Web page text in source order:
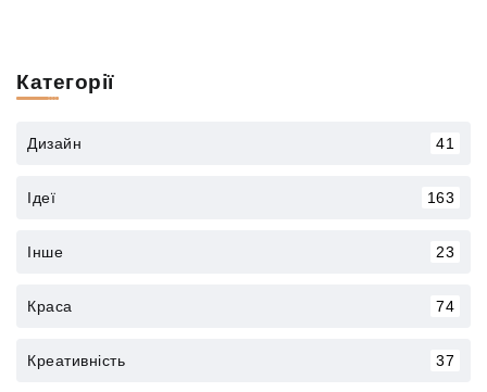
Категорії
Дизайн 41
Ідеї 163
Інше 23
Краса 74
Креативність 37